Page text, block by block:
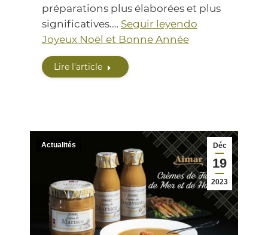
préparations plus élaborées et plus
significatives.… Seguir leyendo
Joyeux Noël et Bonne Année
Lire l'article
Déc
19
2023
Actualités